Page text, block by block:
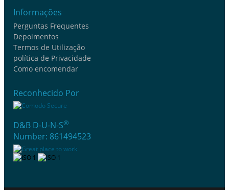
Informações
Perguntas Frequentes
Depoimentos
Termos de Utilização
política de Privacidade
Como encomendar
Reconhecido Por
D&B D-U-N-S®
Number: 861494523